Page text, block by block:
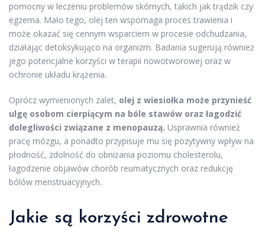
pomocny w leczeniu problemów skórnych, takich jak trądzik czy
egzema. Mało tego, olej ten wspomaga proces trawienia i
może okazać się cennym wsparciem w procesie odchudzania,
działając detoksykująco na organizm. Badania sugerują również
jego potencjalne korzyści w terapii nowotworowej oraz w
ochronie układu krążenia.
Oprócz wymienionych zalet, olej z wiesiołka może przynieść
ulgę osobom cierpiącym na bóle stawów oraz łagodzić
dolegliwości związane z menopauzą. Usprawnia również
pracę mózgu, a ponadto przypisuje mu się pozytywny wpływ na
płodność, zdolność do obniżania poziomu cholesterolu,
łagodzenie objawów chorób reumatycznych oraz redukcję
bólów menstruacyjnych.
Jakie są korzyści zdrowotne